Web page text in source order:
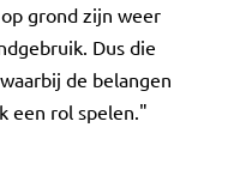
grond zijn weer
Dus die
de belangen
een rol spelen."